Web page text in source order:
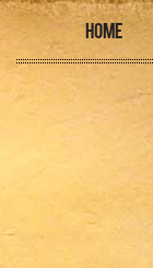
Home